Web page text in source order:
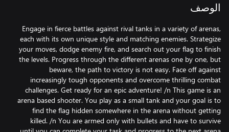
الوصف
Engage in fierce battles against rival tanks in a variety of arenas,
each with its own unique style and matching enemies. Strategize
your moves, dodge enemy fire, and search out your flag to finish
the levels. Progress through the different arenas one by one, but
beware, the path to victory is not easy. Face off against
increasingly tough opponents and overcome thrilling combat
challenges. Get ready for an epic adventure! /n This game is an
arena based shooter. You play as a small tank and your goal is to
find the flag hidden somewhere in the arena without getting
killed. /n You are armed only with bullets and have to survive